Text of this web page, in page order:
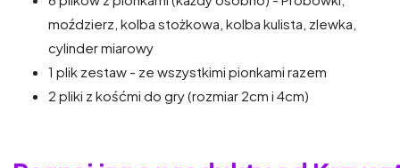
moździerz, kolba stożkowa, kolba kulista, zlewka,
cylinder miarowy​
1 plik zestaw - ze wszystkimi pionkami razem​
2 pliki z kośćmi do gry (rozmiar 2cm i 4cm)